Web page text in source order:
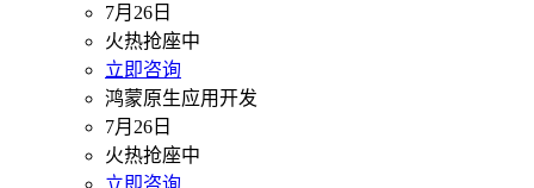
7月26日
火热抢座中
立即咨询
鸿蒙原生应用开发
7月26日
火热抢座中
立即咨询